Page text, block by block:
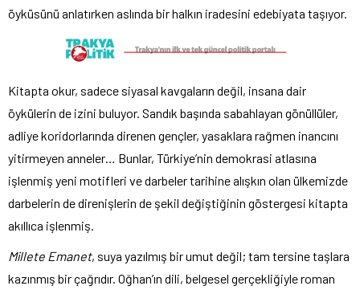
öyküsünü anlatırken aslında bir halkın iradesini edebiyata taşıyor.
Kitapta okur, sadece siyasal kavgaların değil, insana dair
öykülerin de izini buluyor. Sandık başında sabahlayan gönüllüler,
adliye koridorlarında direnen gençler, yasaklara rağmen inancını
yitirmeyen anneler… Bunlar, Türkiye’nin demokrasi atlasına
işlenmiş yeni motifleri ve darbeler tarihine alışkın olan ülkemizde
darbelerin de direnişlerin de şekil değiştiğinin göstergesi kitapta
akıllıca işlenmiş.
Millete Emanet, suya yazılmış bir umut değil; tam tersine taşlara
kazınmış bir çağrıdır. Oğhan’ın dili, belgesel gerçekliğiyle roman